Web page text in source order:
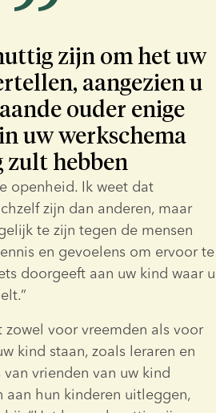
zijn om het uw
aangezien u
ouder enige
uw werkschema
zult hebben
openheid. Ik weet dat
zijn dan anderen, maar
te zijn tegen de mensen
en gevoelens om ervoor te
doorgeeft aan uw kind waar u
voor vreemden als voor
kind staan, zoals leraren en
vrienden van uw kind
aan hun kinderen uitleggen,